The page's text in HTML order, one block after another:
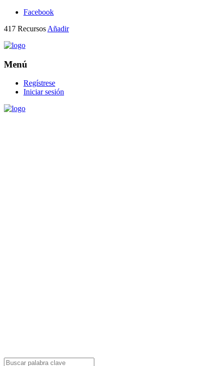
Facebook
417 Recursos Añadir
Menú
Regístrese
Iniciar sesión